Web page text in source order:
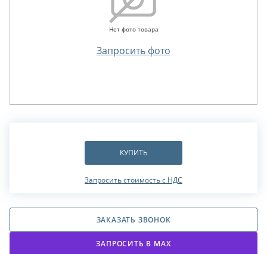
Нет фото товара
Запросить фото
КУПИТЬ
Запросить стоимость с НДС
ЗАКАЗАТЬ ЗВОНОК
ЗАПРОСИТЬ В МАХ